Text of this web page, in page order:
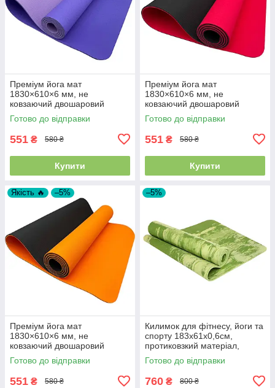
Преміум йога мат
1830×610×6 мм, не
ковзаючий двошаровий
килимок для фітнесу, TPE-
ТС, блакитний верх/бузковий
Готово до відправки
551 ₴ 580 ₴
Купити
Преміум йога мат
1830×610×6 мм, не
ковзаючий двошаровий
килимок для фітнесу, TPE-
ТС, червоний верх/чорний
Готово до відправки
551 ₴ 580 ₴
Купити
Якість 🔥 –5%
Преміум йога мат
1830×610×6 мм, не
ковзаючий двошаровий
килимок для фітнесу, TPE-
ТС, жовтогарячий верх/
Готово до відправки
551 ₴ 580 ₴
–5%
Килимок для фітнесу, йоги та
спорту 183x61x0,6см,
протиковзкий матеріал,
полімерна резина (PER)
Готово до відправки
760 ₴ 800 ₴